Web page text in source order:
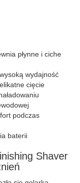
płynne i ciche
wydajność
cięcie
podczas
baterii
Shaver